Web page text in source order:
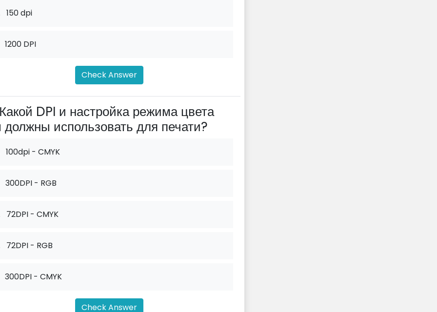
150 dpi
1200 DPI
Check Answer
Какой DPI и настройка режима цвета
использовать для печати?
100dpi - CMYK
300DPI - RGB
72DPI - CMYK
72DPI - RGB
300DPI - CMYK
Check Answer